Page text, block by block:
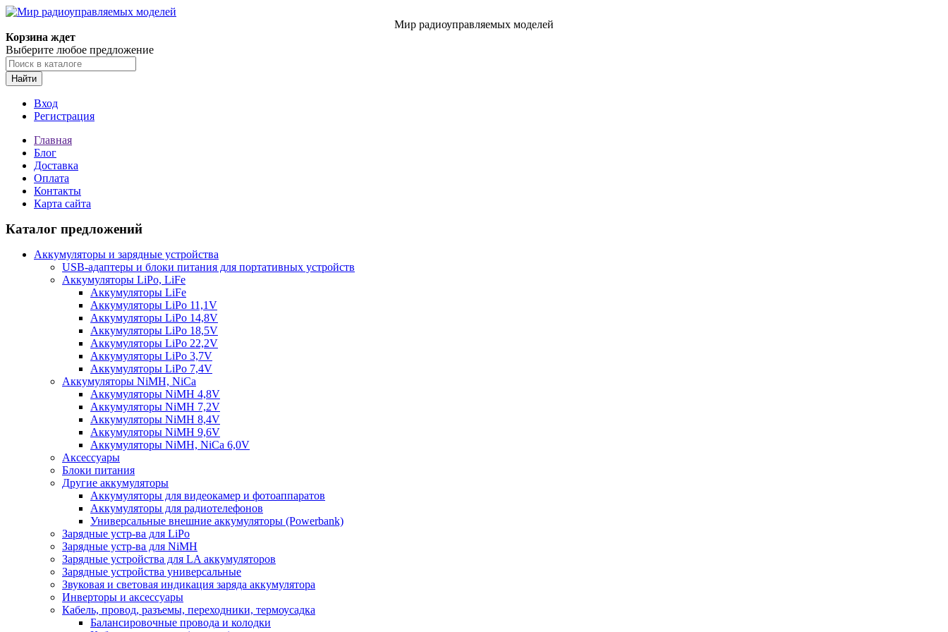
Мир радиоуправляемых моделей
Корзина ждет
Выберите любое предложение
Найти
Вход
Регистрация
Главная
Блог
Доставка
Оплата
Контакты
Карта сайта
Каталог предложений
Аккумуляторы и зарядные устройства
USB-адаптеры и блоки питания для портативных устройств
Аккумуляторы LiPo, LiFe
Аккумуляторы LiFe
Аккумуляторы LiPo 11,1V
Аккумуляторы LiPo 14,8V
Аккумуляторы LiPo 18,5V
Аккумуляторы LiPo 22,2V
Аккумуляторы LiPo 3,7V
Аккумуляторы LiPo 7,4V
Аккумуляторы NiMH, NiCa
Аккумуляторы NiMH 4,8V
Аккумуляторы NiMH 7,2V
Аккумуляторы NiMH 8,4V
Аккумуляторы NiMH 9,6V
Аккумуляторы NiMH, NiCa 6,0V
Аксессуары
Блоки питания
Другие аккумуляторы
Аккумуляторы для видеокамер и фотоаппаратов
Аккумуляторы для радиотелефонов
Универсальные внешние аккумуляторы (Powerbank)
Зарядные устр-ва для LiPo
Зарядные устр-ва для NiMH
Зарядные устройства для LA аккумуляторов
Зарядные устройства универсальные
Звуковая и световая индикация заряда аккумулятора
Инверторы и аксессуары
Кабель, провод, разъемы, переходники, термоусадка
Балансировочные провода и колодки